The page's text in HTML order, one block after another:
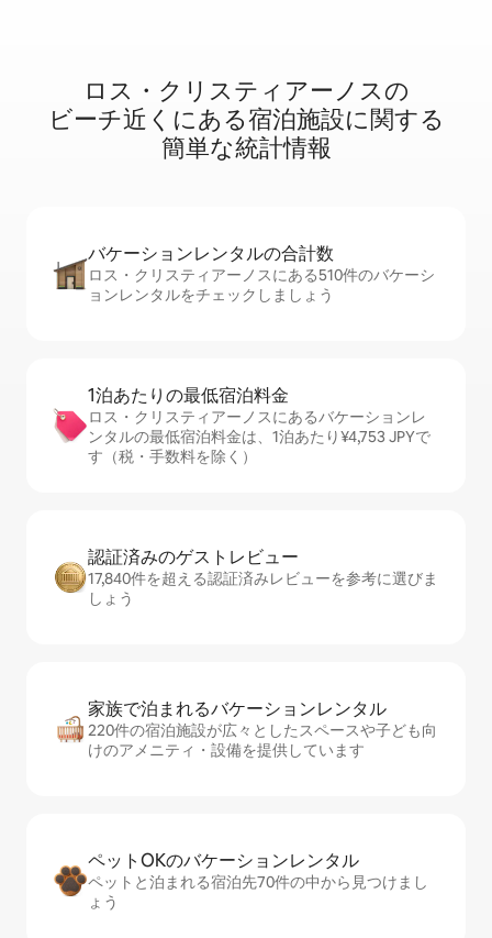
ロス・クリスティアーノスの
ビ⁠ー⁠チ⁠近⁠く⁠に⁠あ⁠る宿⁠泊⁠施⁠設⁠に関⁠す⁠る
簡⁠単⁠な統⁠計⁠情⁠報
バケーションレ⁠ン⁠タ⁠ル⁠の合⁠計⁠数
ロス・クリスティアーノスにある510件のバケーシ
ョンレンタルをチェックしましょう
1泊あたりの最⁠低⁠宿⁠泊⁠料⁠金
ロス・クリスティアーノスにあるバケーションレ
ンタルの最低宿泊料金は、1泊あたり¥4,753 JPYで
す（税・手数料を除く）
認証済みのゲ⁠ス⁠ト⁠レ⁠ビ⁠ュ⁠ー
17,840件を超える認証済みレビューを参考に選びま
しょう
家族で泊まれるバ⁠ケ⁠ー⁠シ⁠ョ⁠ンレ⁠ン⁠タ⁠ル
220件の宿泊施設が広々としたスペースや子ども向
けのアメニティ・設備を提供しています
ペットOKのバ⁠ケ⁠ー⁠シ⁠ョ⁠ンレ⁠ン⁠タ⁠ル
ペットと泊まれる宿泊先70件の中から見つけまし
ょう